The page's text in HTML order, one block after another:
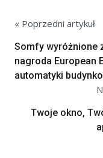
« Poprzedni artykuł
Somfy wyróżnione
nagroda European
automatyki
Twoje okno,